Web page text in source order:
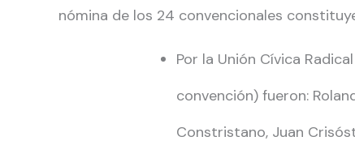
nómina de los 24 convencionales
Por la Unión Cívica
convención) fueron:
Constristano, Juan